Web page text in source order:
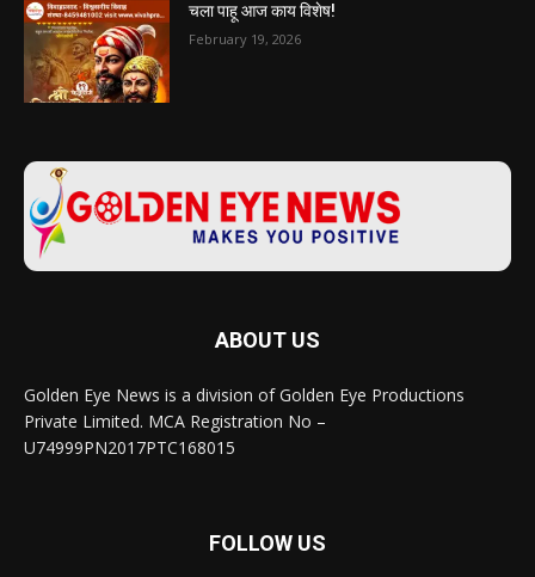
चला पाहू आज काय विशेष!
February 19, 2026
ABOUT US
Golden Eye News is a division of Golden Eye Productions
Private Limited. MCA Registration No –
U74999PN2017PTC168015
FOLLOW US